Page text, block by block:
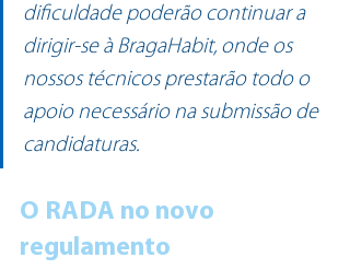
dificuldade poderão continuar a
dirigir-se à BragaHabit, onde os
nossos técnicos prestarão todo o
apoio necessário na submissão de
candidaturas.
O RADA no novo
regulamento